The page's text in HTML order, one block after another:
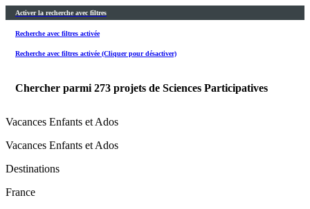
Activer la recherche avec filtres
Recherche avec filtres activée
Recherche avec filtres activée (Cliquer pour désactiver)
Chercher parmi 273 projets de Sciences Participatives
Vacances Enfants et Ados
Vacances Enfants et Ados
Destinations
France